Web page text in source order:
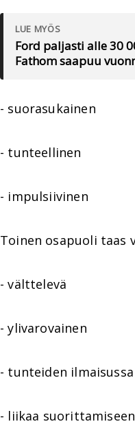
LUE MYÖS
Ford paljasti alle 30
Fathom saapuu
- suorasukainen
- tunteellinen
- impulsiivinen
Toinen osapuoli taas
- välttelevä
- ylivarovainen
- tunteiden
- liikaa